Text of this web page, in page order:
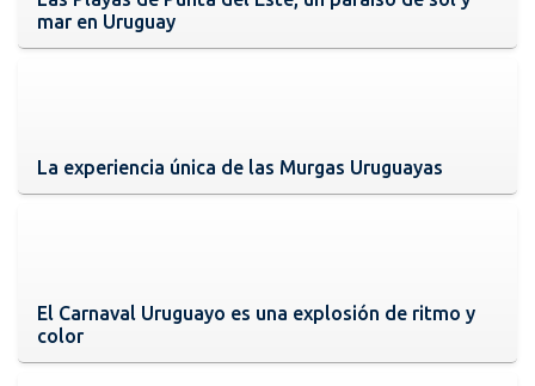
mar en Uruguay
La experiencia única de las Murgas Uruguayas
El Carnaval Uruguayo es una explosión de ritmo y
color